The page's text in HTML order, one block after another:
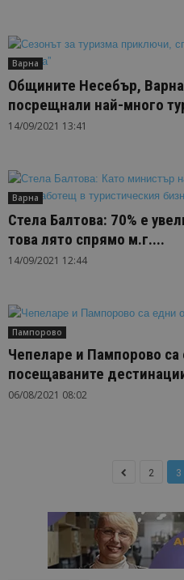
Варна
Общините Несебър,
посрещнали най-много
14/09/2021 13:41
Варна
Стела Балтова: 70% е
това лято спрямо м.г....
14/09/2021 12:44
Пампорово
Чепеларе и Пампорово са
посещаваните
06/08/2021 08:02
2 3